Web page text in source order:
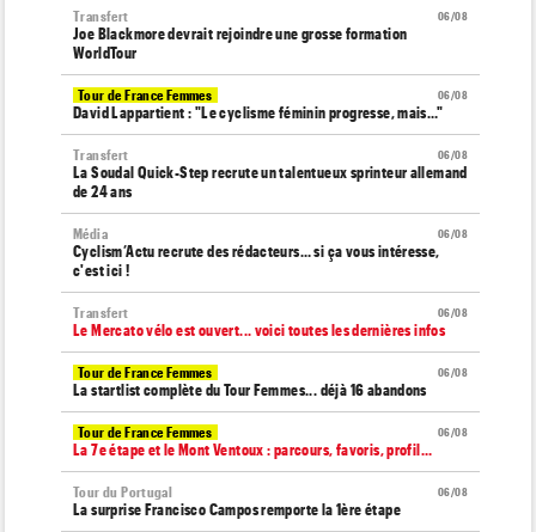
06/08
Transfert
Joe Blackmore devrait rejoindre une grosse formation
WorldTour
06/08
Tour de France Femmes
David Lappartient : "Le cyclisme féminin progresse, mais…"
06/08
Transfert
La Soudal Quick-Step recrute un talentueux sprinteur allemand
de 24 ans
06/08
Média
Cyclism’Actu recrute des rédacteurs… si ça vous intéresse,
c'est ici !
06/08
Transfert
Le Mercato vélo est ouvert... voici toutes les dernières infos
06/08
Tour de France Femmes
La startlist complète du Tour Femmes... déjà 16 abandons
06/08
Tour de France Femmes
La 7e étape et le Mont Ventoux : parcours, favoris, profil…
06/08
Tour du Portugal
La surprise Francisco Campos remporte la 1ère étape